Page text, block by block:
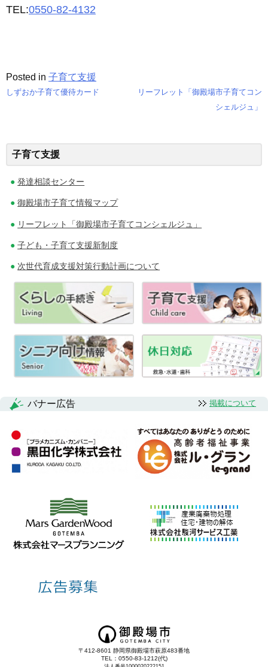
TEL:0550-82-4132
Posted in 子育て支援
ナ
シ
ョ
しずおか子育て優待カード
リーフレット「御殿場市子育てコン
シェルジュ」
子育て支援
発達相談センター
御殿場市子育て情報マップ
リーフレット「御殿場市子育てコンシェルジュ」
子ども・子育て支援新制度
次世代育成支援対策行動計画について
バナー広告 掲載について
〒412-8601 静岡県御殿場市萩原483番地
TEL：0550-83-1212(代)